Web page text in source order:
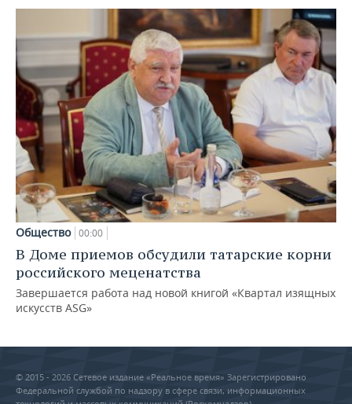
Общество 00:00
В Доме приемов обсудили татарские корни
российского меценатства
Завершается работа над новой книгой «Квартал изящных
искусств ASG»
© 2015 - 2026 Сетевое издание «Реальное время» Зарегистрировано
Федеральной службой по надзору в сфере связи, информационных